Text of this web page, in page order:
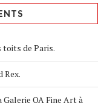
toits de Paris.
Rex.
OA Fine Art à